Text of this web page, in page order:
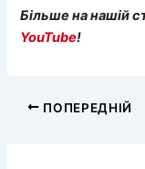
Більше на нашій
YouTube!
ПОПЕРЕДНІЙ